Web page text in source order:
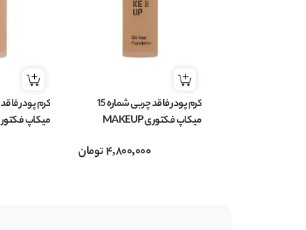
کرم پودر فاقد چربی شماره 15
میکاپ فکتوری MAKEUP
4,800,000تومان